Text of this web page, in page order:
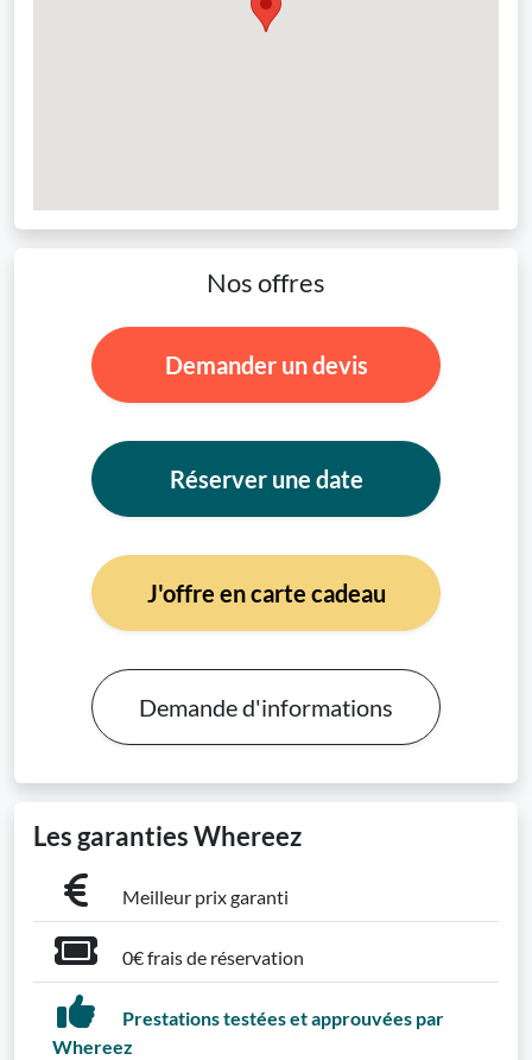
Nos offres
Demander un devis
Réserver une date
J'offre en carte cadeau
Demande d'informations
Les garanties Whereez
Meilleur prix garanti
0€ frais de réservation
Prestations testées et approuvées par
Whereez